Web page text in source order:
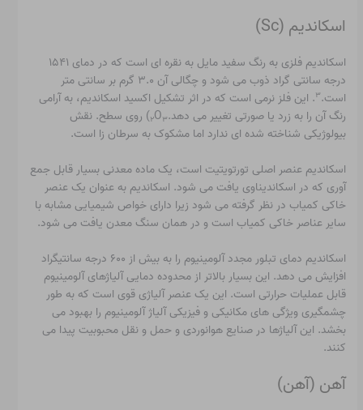
اسکاندیم (Sc)
اسکاندیم فلزی به رنگ سفید مایل به نقره ای است که در دمای ۱۵۴۱
درجه سانتی گراد ذوب می شود و چگالی آن ۳.۰ گرم بر سانتی متر
است.۳. این فلز نرمی است که در اثر تشکیل اکسید اسکاندیم، به آرامی
رنگ آن را به زرد یا صورتی تغییر می دهد.
۲O۳
) روی سطح. نقش
بیولوژیکی شناخته شده ای ندارد اما مشکوک به سرطان زا است.
اسکاندیم عنصر اصلی تورتویتیت است، یک ماده معدنی بسیار قابل جمع
آوری که در اسکاندیناوی یافت می شود. اسکاندیم به عنوان یک عنصر
خاکی کمیاب در نظر گرفته می شود زیرا دارای خواص شیمیایی مشابه با
سایر عناصر خاکی کمیاب است و در همان سنگ معدن یافت می شود.
اسکاندیم دمای تبلور مجدد آلومینیوم را به بیش از ۶۰۰ درجه سانتیگراد
افزایش می دهد. این بسیار بالاتر از محدوده دمایی آلیاژهای آلومینیوم
قابل عملیات حرارتی است. این یک عنصر آلیاژی قوی است که به طور
چشمگیری ویژگی های مکانیکی و فیزیکی آلیاژ آلومینیوم را بهبود می
بخشد. این آلیاژها در صنایع هوانوردی و حمل و نقل محبوبیت پیدا می
کنند.
آهن (آهن)